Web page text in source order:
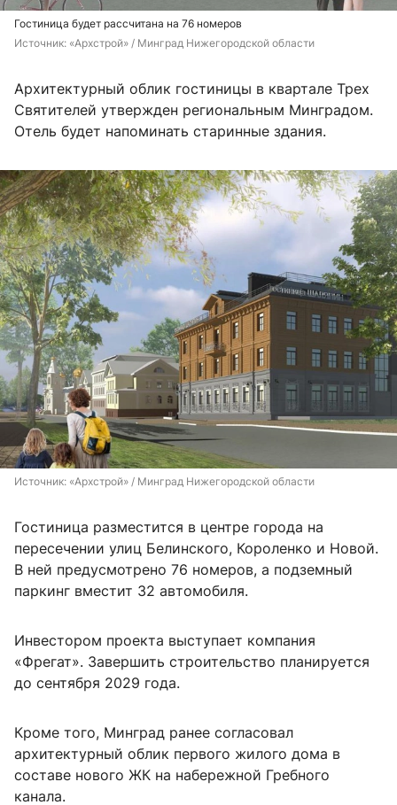
Гостиница будет рассчитана на 76 номеров
Источник: «Архстрой» / Минград Нижегородской области
Архитектурный облик гостиницы в квартале Трех
Святителей утвержден региональным Минградом.
Отель будет напоминать старинные здания.
Источник: «Архстрой» / Минград Нижегородской области
Гостиница разместится в центре города на
пересечении улиц Белинского, Короленко и Новой.
В ней предусмотрено 76 номеров, а подземный
паркинг вместит 32 автомобиля.
Инвестором проекта выступает компания
«Фрегат». Завершить строительство планируется
до сентября 2029 года.
Кроме того, Минград ранее согласовал
архитектурный облик первого жилого дома в
составе нового ЖК на набережной Гребного
канала.